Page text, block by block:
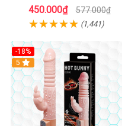
mạnh
450.000₫ 577.000₫
(1,441)
-18%
Hot
5